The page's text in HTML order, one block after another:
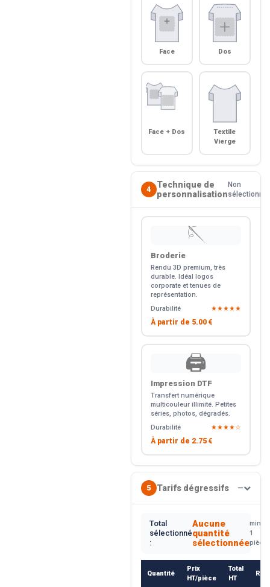
Face Dos
Face + Dos
Textile
Vierge
4
Technique de
personnalisation
Non
sélectionné
🪡
Broderie
Rendu 3D premium, très
durable. Idéal logos
corporate et tenues de
représentation.
Durabilité
★★★★★
À partir de 5.00 €
🖨️
Impression DTF
Transfert numérique
multicouleur illimité. Petites
séries, photos, dégradés.
Durabilité
★★★★☆
À partir de 2.75 €
5 Tarifs dégressifs —
Total
sélectionné
:
Aucune
quantité
sélectionnée
min.
1
pièce
Quantité
Prix
HT/pièce
Total
HT